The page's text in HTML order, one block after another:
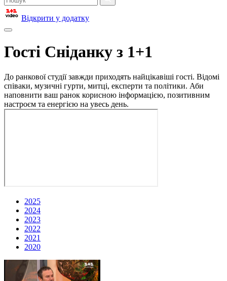
Відкрити у додатку
Гості Сніданку з 1+1
До ранкової студії завжди приходять найцікавіші гості. Відомі
співаки, музичні гурти, митці, експерти та політики. Аби
наповнити ваш ранок корисною інформацією, позитивним
настроєм та енергією на увесь день.
2025
2024
2023
2022
2021
2020